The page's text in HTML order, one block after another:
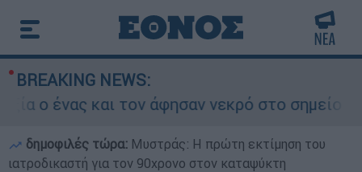
BREAKING NEWS:
και τον άφησαν νεκρό στο σημείο
δημοφιλές τώρα: Μυστράς: Η πρώτη εκτίμηση του
ιατροδικαστή για τον 90χρονο στον καταψύκτη